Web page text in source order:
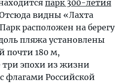
парк 300-летия
видны «Лахта
расположен на берегу
пляжа установлены
почти 180 м,
эпохи из жизни
флагами Российской